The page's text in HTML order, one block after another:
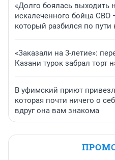
«Долго боялась выходить
искалеченного бойца СВО
который разбился по пути
«Заказали на 3-летие»:
Казани турок забрал торт
В уфимский приют
которая почти ничего о
вдруг она вам знакома